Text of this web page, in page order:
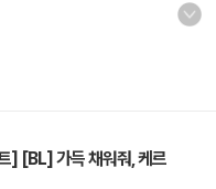
] [BL] 가득 채워줘, 케르